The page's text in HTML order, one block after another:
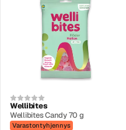
Wellibites
Wellibites Candy 70 g
Varastontyhjennys